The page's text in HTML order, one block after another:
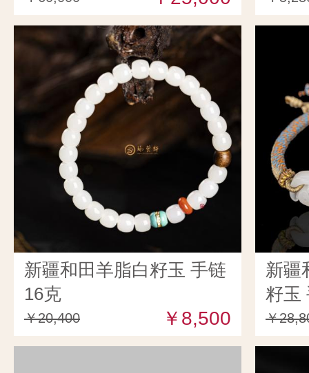
新疆和田羊脂白籽玉 手链
16克
￥20,400 ￥8,500
新疆
籽玉
￥